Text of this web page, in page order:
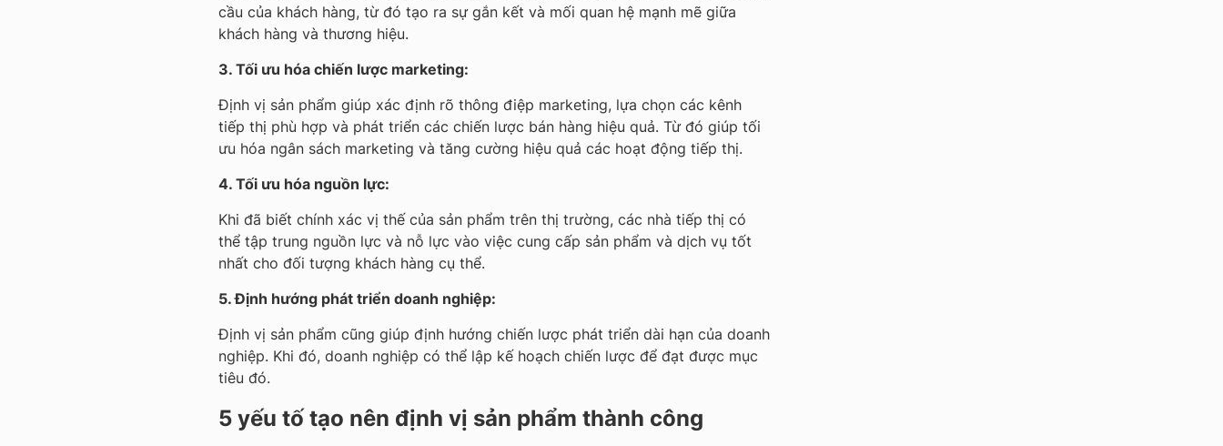
cầu của khách hàng, từ đó tạo ra sự gắn kết và mối quan hệ mạnh mẽ giữa
khách hàng và thương hiệu.
3. Tối ưu hóa chiến lược marketing:
Định vị sản phẩm giúp xác định rõ thông điệp marketing, lựa chọn các kênh
tiếp thị phù hợp và phát triển các chiến lược bán hàng hiệu quả. Từ đó giúp tối
ưu hóa ngân sách marketing và tăng cường hiệu quả các hoạt động tiếp thị.
4. Tối ưu hóa nguồn lực:
Khi đã biết chính xác vị thế của sản phẩm trên thị trường, các nhà tiếp thị có
thể tập trung nguồn lực và nỗ lực vào việc cung cấp sản phẩm và dịch vụ tốt
nhất cho đối tượng khách hàng cụ thể.
5. Định hướng phát triển doanh nghiệp:
Định vị sản phẩm cũng giúp định hướng chiến lược phát triển dài hạn của doanh
nghiệp. Khi đó, doanh nghiệp có thể lập kế hoạch chiến lược để đạt được mục
tiêu đó.
5 yếu tố tạo nên định vị sản phẩm thành công